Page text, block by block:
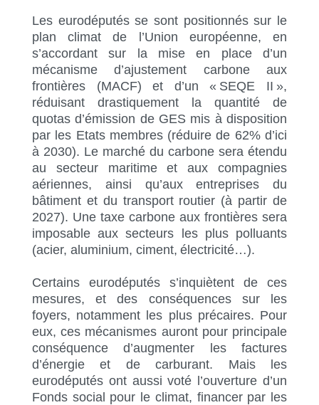
Les eurodéputés se sont positionnés sur le
plan climat de l’Union européenne, en
s’accordant sur la mise en place d’un
mécanisme d’ajustement carbone aux
frontières (MACF) et d’un « SEQE II »,
réduisant drastiquement la quantité de
quotas d’émission de GES mis à disposition
par les Etats membres (réduire de 62% d’ici
à 2030). Le marché du carbone sera étendu
au secteur maritime et aux compagnies
aériennes, ainsi qu’aux entreprises du
bâtiment et du transport routier (à partir de
2027). Une taxe carbone aux frontières sera
imposable aux secteurs les plus polluants
(acier, aluminium, ciment, électricité…).
Certains eurodéputés s’inquiètent de ces
mesures, et des conséquences sur les
foyers, notamment les plus précaires. Pour
eux, ces mécanismes auront pour principale
conséquence d’augmenter les factures
d’énergie et de carburant. Mais les
eurodéputés ont aussi voté l’ouverture d’un
Fonds social pour le climat, financer par les